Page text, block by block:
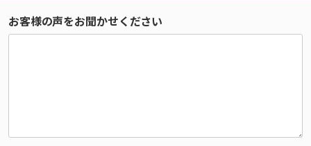
お客様の声をお聞かせください